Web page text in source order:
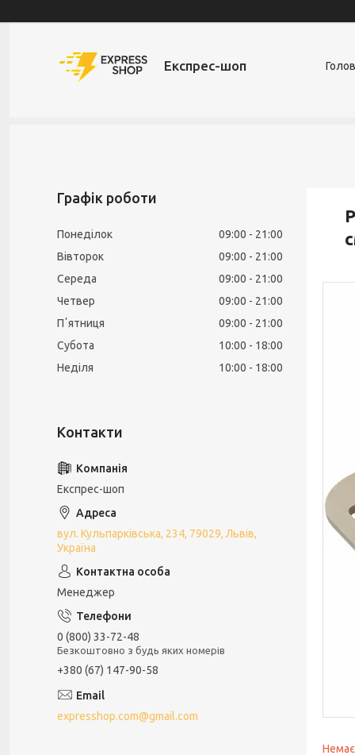
Експрес-шоп
Немає
Графік роботи
Понеділок 09:00
21:00
Вівторок
09:00
21:00
Середа
09:00
21:00
Четвер
09:00
21:00
Пʼятниця
09:00
21:00
Субота
10:00
18:00
Неділя
10:00 18:00
Експрес-шоп
вул. Кульпарківська, 234, 79029, Львів,
Україна
Менеджер
0 (800) 33-72-48
Безкоштовно з будь яких номерів
+380 (67) 147-90-58
expresshop.com@gmail.com